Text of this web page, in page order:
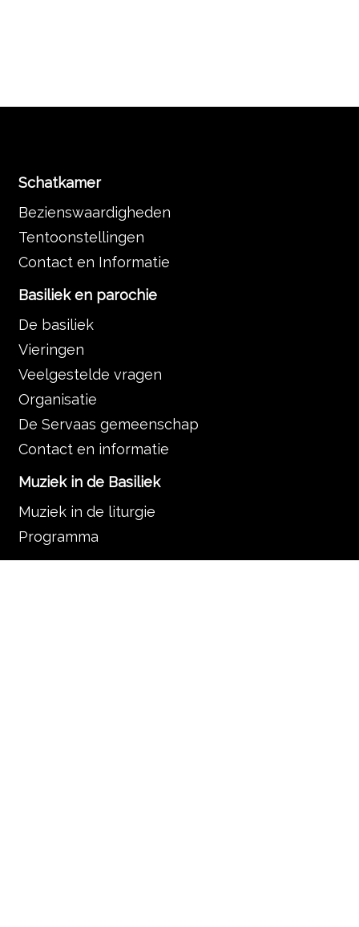
Schatkamer
Bezienswaardigheden
Tentoonstellingen
Contact en Informatie
Basiliek en parochie
De basiliek
Vieringen
Veelgestelde vragen
Organisatie
De Servaas gemeenschap
Contact en informatie
Muziek in de Basiliek
Muziek in de liturgie
Programma